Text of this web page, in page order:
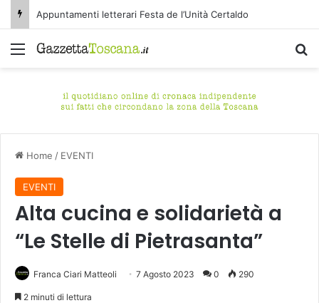
Appuntamenti letterari Festa de l’Unità Certaldo
Menu
Home / EVENTI
EVENTI
Alta cucina e solidarietà a
“Le Stelle di Pietrasanta”
Franca Ciari Matteoli 7 Agosto 2023 0 290
2 minuti di lettura